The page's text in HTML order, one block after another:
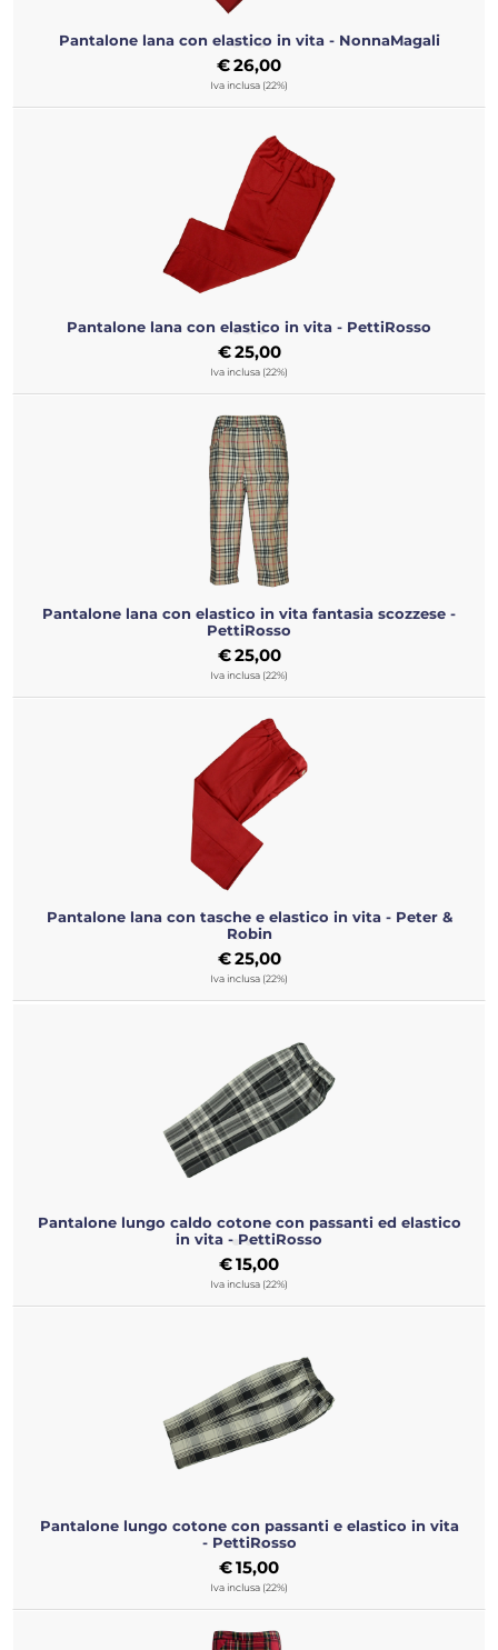
Pantalone lana con elastico in vita - NonnaMagali
€26,00
Iva inclusa (22%)
Pantalone lana con elastico in vita - PettiRosso
€25,00
Iva inclusa (22%)
Pantalone lana con elastico in vita fantasia scozzese -
PettiRosso
€25,00
Iva inclusa (22%)
Pantalone lana con tasche e elastico in vita - Peter &
Robin
€25,00
Iva inclusa (22%)
Pantalone lungo caldo cotone con passanti ed elastico
in vita - PettiRosso
€15,00
Iva inclusa (22%)
Pantalone lungo cotone con passanti e elastico in vita
- PettiRosso
€15,00
Iva inclusa (22%)